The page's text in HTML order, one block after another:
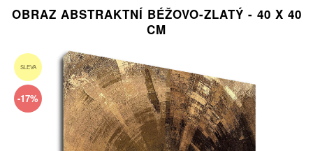
OBRAZ ABSTRAKTNÍ BÉŽOVO-ZLATÝ - 40 X 40
CM
SLEVA
-17%